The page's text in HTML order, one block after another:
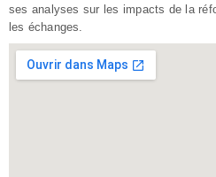
ses analyses sur les impacts de la
les échanges.